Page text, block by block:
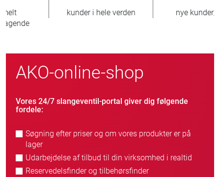
nye kunder/årligt solgte enheder
AKO-online-shop
Vores 24/7 slangeventil-portal giver dig følgende
fordele:
Søgning efter priser og om vores produkter er på
lager
Udarbejdelse af tilbud til din virksomhed i realtid
Reservedelsfinder og tilbehørsfinder